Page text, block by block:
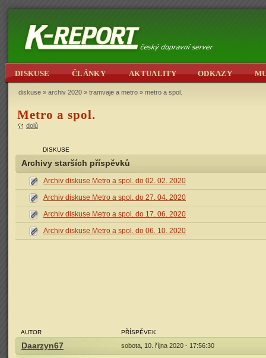
DISKUSE ČLÁNKY AKTUALITY ODKAZY
diskuse » archiv 2020 » tramvaje a metro » metro a spol.
Metro a spol.
dolů
DISKUSE
Archivy starších příspěvků
Archiv diskuse Metro a spol. do 02. 02. 2020
Archiv diskuse Metro a spol. do 27. 04. 2020
Archiv diskuse Metro a spol. do 17. 06. 2020
Archiv diskuse Metro a spol. do 06. 10. 2020
AUTOR PŘÍSPĚVEK
Daarzyn67 sobota, 10. října 2020 - 17:56:30